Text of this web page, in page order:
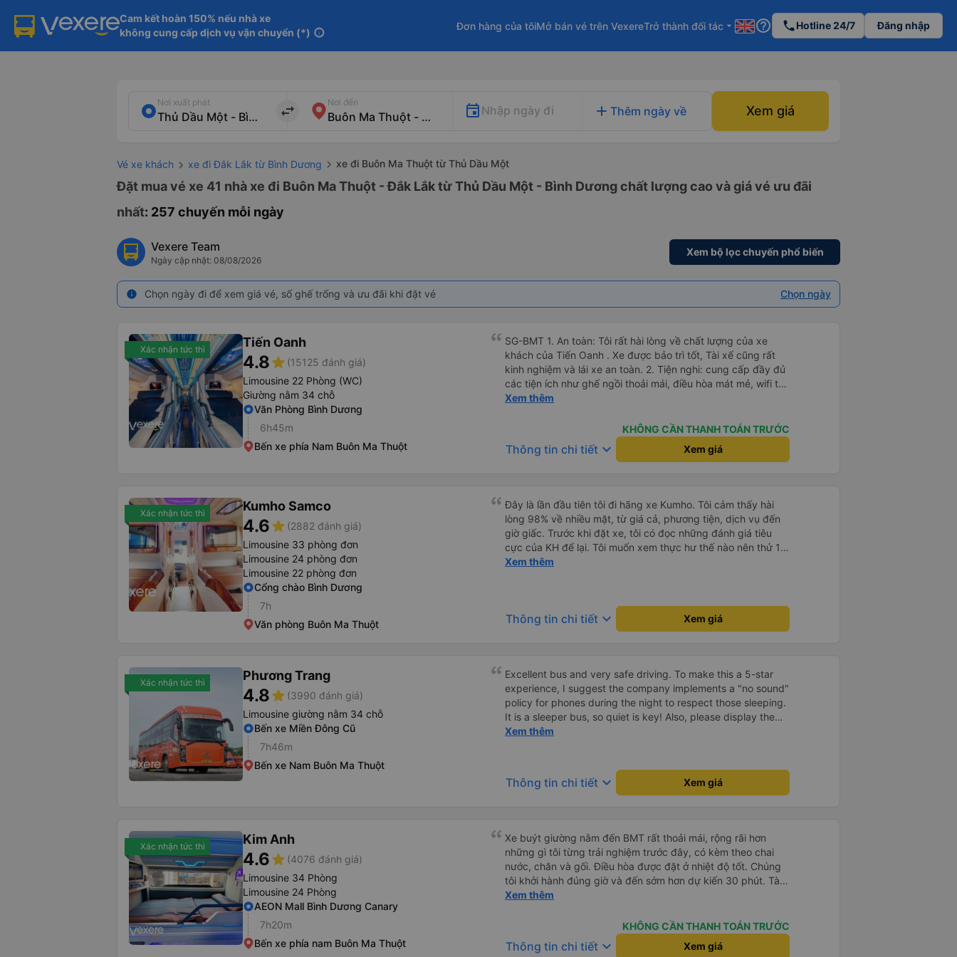
Cam kết hoàn 150% nếu nhà xe
không cung cấp dịch vụ vận chuyển (*) info
Đơn hàng của tôiMở bán vé trên VexereTrở thành đối tác arrow_drop_down help_outline phoneHotline 24/7 Đăng nhập
Nơi xuất phát
import_export
Nơi đến
Nhập ngày đi add Thêm ngày về Xem giá
Vé xe khách xe đi Đắk Lắk từ Bình Dương xe đi Buôn Ma Thuột từ Thủ Dầu Một
Đặt mua vé xe 41 nhà xe đi Buôn Ma Thuột - Đắk Lắk từ Thủ Dầu Một - Bình Dương chất lượng cao và giá vé ưu đãi
nhất: 257 chuyến mỗi ngày
Vexere Team
Ngày cập nhật: 08/08/2026
Xem bộ lọc chuyến phổ biến
info Chọn ngày đi để xem giá vé, số ghế trống và ưu đãi khi đặt vé Chọn ngày
Xác nhận tức thì Tiến Oanh
4.8star (15125 đánh giá)
Limousine 22 Phòng (WC)
Giường nằm 34 chỗ
Văn Phòng Bình Dương
6h45m
Bến xe phía Nam Buôn Ma Thuột
SG-BMT 1. An toàn: Tôi rất hài lòng về chất lượng của xe
khách của Tiến Oanh . Xe được bảo trì tốt, Tài xế cũng rất
kinh nghiệm và lái xe an toàn. 2. Tiện nghi: cung cấp đầy đủ
các tiện ích như ghế ngồi thoải mái, điều hòa mát mẻ, wifi tốc
độ cao và cổng sạc điện thoại di động. 3. Thời gian và độ
khách rất hợp lý và phù hợp với chất lượng và tiện ích được
cung cấp. 5. Thái độ phục vụ: Nhân viên và tài xế rất nhiệt
họ đáp ứng đầy đủ nhu cầu của tôi và tôi sẽ sử dụng dịch vụ
của họ trong tương lai nếu có cơ hội.
Xem thêm
KHÔNG CẦN THANH TOÁN TRƯỚC
Thông tin chi tiết keyboard_arrow_down Xem giá
Xác nhận tức thì Kumho Samco
4.6star (2882 đánh giá)
Limousine 33 phòng đơn
Limousine 24 phòng đơn
Limousine 22 phòng đơn
Cổng chào Bình Dương
7h
Văn phòng Buôn Ma Thuột
Đây là lần đầu tiên tôi đi hãng xe Kumho. Tôi cảm thấy hài
lòng 98% về nhiều mặt, từ giá cả, phương tiện, dịch vụ đến
giờ giấc. Trước khi đặt xe, tôi có đọc những đánh giá tiêu
cực của KH để lại. Tôi muốn xem thực hư thế nào nên thử 1
lần cho biết. Có thể do tôi may mắn, tôi đã 0 gặp phải những
điện thoại quá nhiều và ầm ỉ suốt 1 quảng đường đầu. Tôi sẽ
tiếp tục ủng hộ nhà xe. Hy vọng lần sau sẽ tốt hơn. Chân
Xem thêm
Thông tin chi tiết keyboard_arrow_down Xem giá
Xác nhận tức thì Phương Trang
4.8star (3990 đánh giá)
Limousine giường nằm 34 chỗ
Bến xe Miền Đông Cũ
7h46m
Bến xe Nam Buôn Ma Thuột
Excellent bus and very safe driving. To make this a 5-star
experience, I suggest the company implements a "no sound"
policy for phones during the night to respect those sleeping.
It is a sleeper bus, so quiet is key! Also, please display the
Wi-Fi password clearly inside the cabin for convenience. I
hơn, tôi góp ý nhà xe nên có quy định rõ ràng về việc giữ im
lặng (tắt âm thanh điện thoại) vào ban đêm để tránh làm
Tôi vẫn sẽ tiếp tục ủng hộ nhà xe trong tương lai!
Xem thêm
Thông tin chi tiết keyboard_arrow_down Xem giá
Xác nhận tức thì Kim Anh
4.6star (4076 đánh giá)
Limousine 34 Phòng
Limousine 24 Phòng
AEON Mall Bình Dương Canary
7h20m
Bến xe phía nam Buôn Ma Thuột
Xe buýt giường nằm đến BMT rất thoải mái, rộng rãi hơn
những gì tôi từng trải nghiệm trước đây, có kèm theo chai
nước, chăn và gối. Điều hòa được đặt ở nhiệt độ tốt. Chúng
tôi khởi hành đúng giờ và đến sớm hơn dự kiến 30 phút. Tài
xế rất tuyệt so với những tài xế khác ở Việt Nam! Không quá
cảm giác lái xe an toàn nên rất dễ ngủ. Tôi rất vui vì đã đặt
qua Vexere và có vị trí xe buýt trên GPS và biển số xe vì tôi
phải tìm kiếm xung quanh bến xe để tìm thấy nó, đây là vấn
Xem thêm
KHÔNG CẦN THANH TOÁN TRƯỚC
Thông tin chi tiết keyboard_arrow_down Xem giá